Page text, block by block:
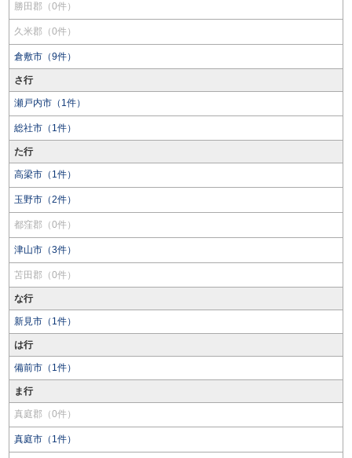
勝田郡（0件）
久米郡（0件）
倉敷市（9件）
さ行
瀬戸内市（1件）
総社市（1件）
た行
高梁市（1件）
玉野市（2件）
都窪郡（0件）
津山市（3件）
苫田郡（0件）
な行
新見市（1件）
は行
備前市（1件）
ま行
真庭郡（0件）
真庭市（1件）